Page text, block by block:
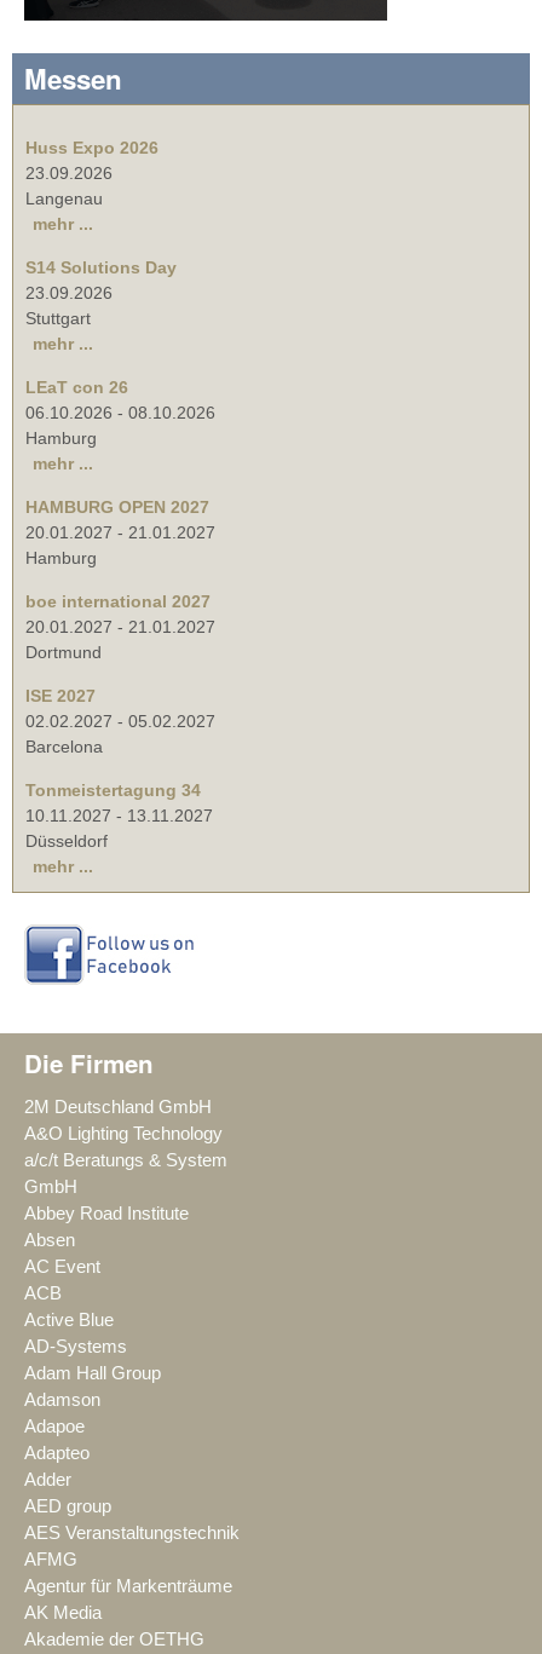
Messen
Huss Expo 2026
23.09.2026
Langenau
mehr ...
S14 Solutions Day
23.09.2026
Stuttgart
mehr ...
LEaT con 26
06.10.2026 - 08.10.2026
Hamburg
mehr ...
HAMBURG OPEN 2027
20.01.2027 - 21.01.2027
Hamburg
boe international 2027
20.01.2027 - 21.01.2027
Dortmund
ISE 2027
02.02.2027 - 05.02.2027
Barcelona
Tonmeistertagung 34
10.11.2027 - 13.11.2027
Düsseldorf
mehr ...
Die Firmen
2M Deutschland GmbH
A&O Lighting Technology
a/c/t Beratungs & System
GmbH
Abbey Road Institute
Absen
AC Event
ACB
Active Blue
AD-Systems
Adam Hall Group
Adamson
Adapoe
Adapteo
Adder
AED group
AES Veranstaltungstechnik
AFMG
Agentur für Markenträume
AK Media
Akademie der OETHG